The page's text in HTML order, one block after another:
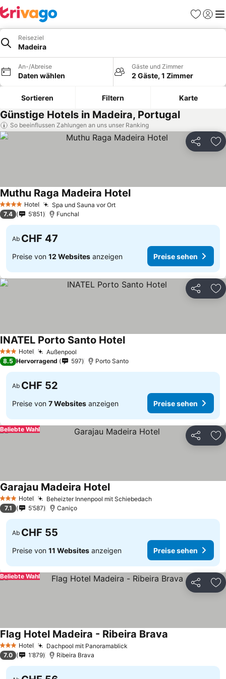
Favoriten
Reiseziel
Madeira
An-/Abreise
Daten wählen
Gäste und Zimmer
2 Gäste, 1 Zimmer
Sortieren Filtern Karte
Günstige Hotels in Madeira, Portugal
So beeinflussen Zahlungen an uns unser Ranking
Teilen
4 Sterne Hotel Spa und Sauna vor OrtPreise sehen
Muthu Raga Madeira HotelPreise sehen
7.4 5’851 Funchal
Ab CHF 47
Preise von 12 Websites anzeigen Preise sehen
Teilen
3 SterneHotel Außenpool
INATEL Porto Santo HotelPreise sehen
8.5 Hervorragend 597 Porto Santo
Ab CHF 52
Preise von 7 Websites anzeigen Preise sehen
Teilen
Beliebte Wahl
3 SterneHotel Beheizter Innenpool mit SchiebedachPreise sehen
Garajau Madeira HotelPreise sehen
7.1 5’587 Caniço
Ab CHF 55
Preise von 11 Websites anzeigen Preise sehen
Teilen
Beliebte Wahl
3 SterneHotel Dachpool mit Panoramablick
Flag Hotel Madeira - Ribeira Brava
7.0 1’879 Ribeira Brava